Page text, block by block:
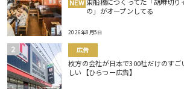
NEW
の」がオープンしてる
2026年8月5日
広告
枚方の会社が日本で300社だけのす
しい【ひらつー広告】